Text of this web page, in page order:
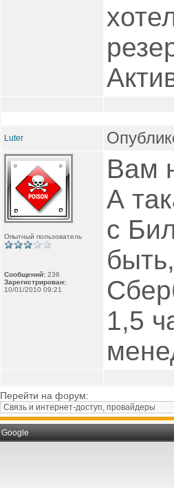
Luter
Опытный пользователь
Сообщений: 236
Зарегистрирован:
10/01/2010 09:21
Вам
А
с
1,5
Перейти на форум:
Google